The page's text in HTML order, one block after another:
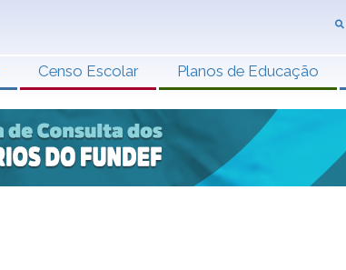
Censo Escolar Planos de Educação